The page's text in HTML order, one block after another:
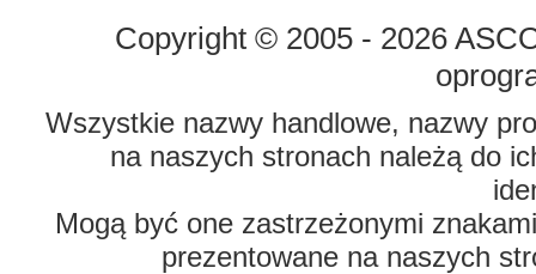
Copyright © 2005 - 2026
Wszystkie nazwy handlowe, nazwy
na naszych stronach należą do
Mogą być one zastrzeżonymi
prezentowane na naszych